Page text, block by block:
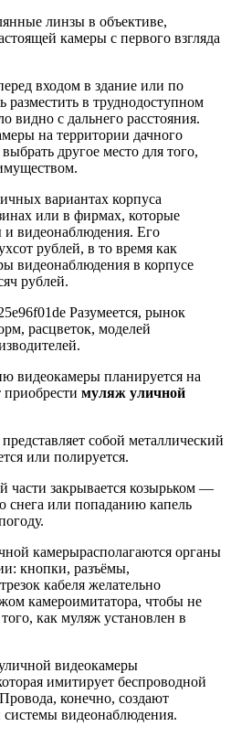
линзы в объективе,
камеры с первого взгляда
входом в здание или по
разместить в труднодоступном
видно с дальнего расстояния.
на территории дачного
другое место для того,
вариантах корпуса
или в фирмах, которые
видеонаблюдения. Его
рублей, в то время как
видеонаблюдения в корпусе
рублей.
Разумеется, рынок
расцветок, моделей
видеокамеры планируется на
приобрести муляж уличной
собой металлический
или полируется.
части закрывается козырьком —
снега или попаданию капель
камерырасполагаются органы
кнопки, разъёмы,
кабеля желательно
камероимитатора, чтобы не
как муляж установлен в
видеокамеры
имитирует беспроводной
конечно, создают
видеонаблюдения.